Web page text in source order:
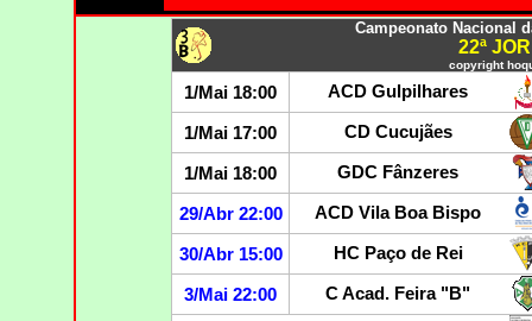
Campeonato Nacional
22ª
copyright
1/Mai 18:00 ACD Gulpilhares
1/Mai 17:00 CD Cucujães
1/Mai 18:00 GDC Fânzeres
29/Abr 22:00 ACD Vila Boa Bispo
30/Abr 15:00 HC Paço de Rei
3/Mai 22:00 C Acad. Feira "B"